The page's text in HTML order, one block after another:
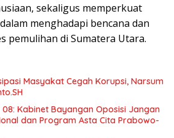
sekaligus memperkuat
menghadapi bencana dan
pemulihan di Sumatera Utara.
Masyakat Cegah Korupsi, Narsum
Kabinet Bayangan Oposisi Jangan
dan Program Asta Cita Prabowo-